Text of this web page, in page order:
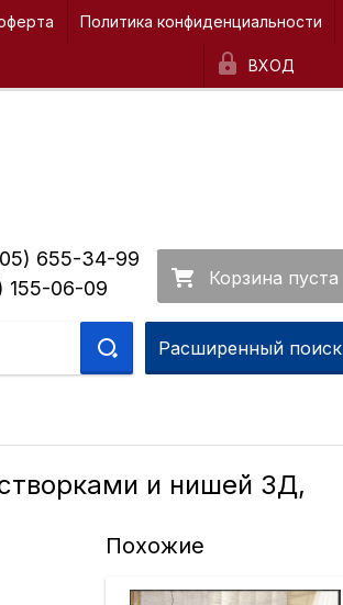
Политика конфиденциальности
ВХОД
655-34-99
155-06-09
Корзина пуста
Расширенный поиск
и нишей 3Д,
Похожие